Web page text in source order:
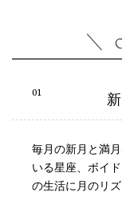
毎月の新月と満
いる星座、ボイ
の生活に月のリズ